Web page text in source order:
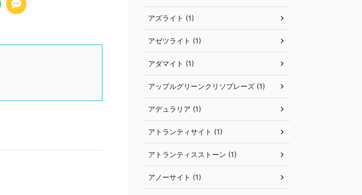
アズライト (1)
アゼツライト (1)
アダマイト (1)
アップルグリーンクリソプレーズ (1)
アデュラリア (1)
アトランティサイト (1)
アトランティスストーン (1)
アノーサイト (1)